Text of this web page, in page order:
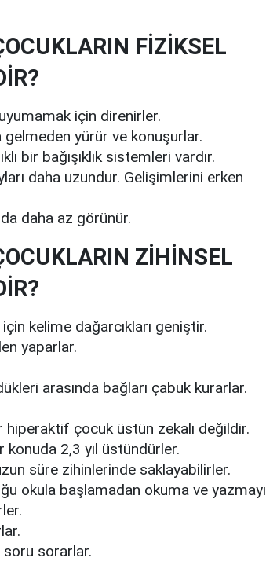
FİZİKSEL
için direnirler.
gelmeden yürür ve konuşurlar.
bir bağışıklık sistemleri vardır.
daha uzundur. Gelişimlerini erken
daha az görünür.
ZİHİNSEL
kelime dağarcıkları geniştir.
yaparlar.
arasında bağları çabuk kurarlar.
çocuk üstün zekalı değildir.
konuda 2,3 yıl üstündürler.
süre zihinlerinde saklayabilirler.
okula başlamadan okuma ve yazmayı
sorarlar.